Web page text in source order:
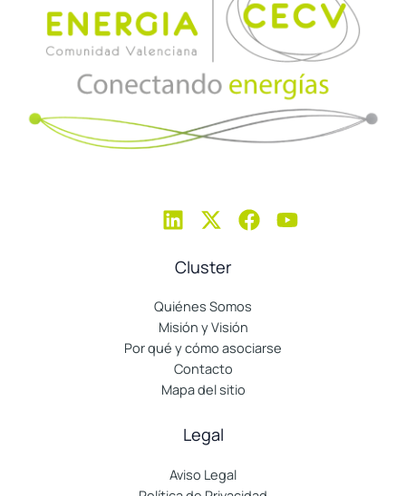
Cluster
Quiénes Somos
Misión y Visión
Por qué y cómo asociarse
Contacto
Mapa del sitio
Legal
Aviso Legal